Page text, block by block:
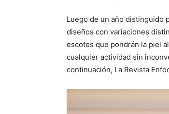
Luego de un año distinguido
diseños con variaciones
escotes que pondrán la piel
cualquier actividad sin
continuación, La Revista